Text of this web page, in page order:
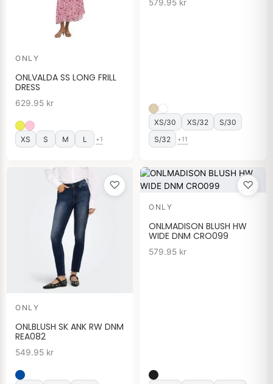
ONLY
ONLVALDA SS LONG FRILL
DRESS
629.95 kr
XS S M L +1
579.95 kr
XS/30 XS/32
S/30
S/32
+11
♡
ONLY
ONLBLUSH SK ANK RW DNM
REA082
549.95 kr
♡
ONLY
ONLMADISON BLUSH HW
WIDE DNM CRO099
579.95 kr